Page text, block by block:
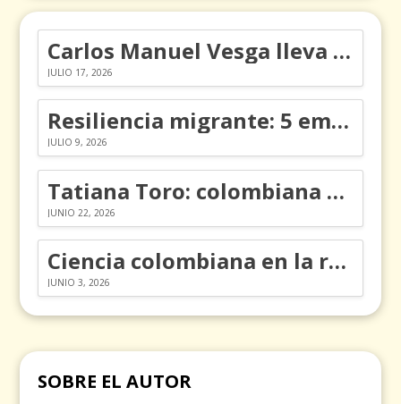
Carlos Manuel Vesga lleva el nombre de Colombia a los Emmy
JULIO 17, 2026
Resiliencia migrante: 5 emociones y cómo gestionarlas
JULIO 9, 2026
Tatiana Toro: colombiana que cambió la historia de las matemáticas
JUNIO 22, 2026
Ciencia colombiana en la revolución de los órganos en chips
JUNIO 3, 2026
SOBRE EL AUTOR